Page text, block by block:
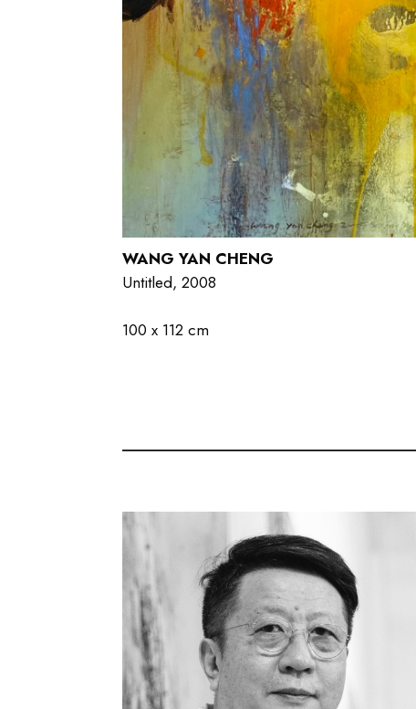
WANG YAN CHENG
Untitled, 2008
100 x 112 cm